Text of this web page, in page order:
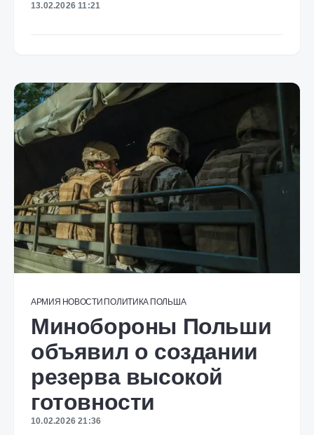
13.02.2026 11:21
АРМИЯ НОВОСТИ ПОЛИТИКА ПОЛЬША
Минобороны Польши
объявил о создании
резерва высокой
готовности
10.02.2026 21:36